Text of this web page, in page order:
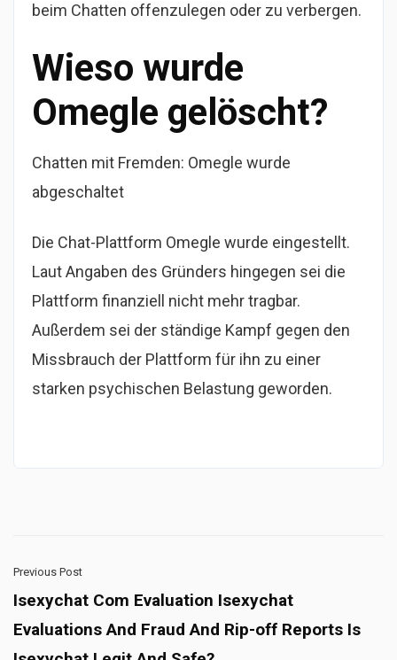
beim Chatten offenzulegen oder zu verbergen.
Wieso wurde
Omegle gelöscht?
Chatten mit Fremden: Omegle wurde
abgeschaltet
Die Chat-Plattform Omegle wurde eingestellt.
Laut Angaben des Gründers hingegen sei die
Plattform finanziell nicht mehr tragbar.
Außerdem sei der ständige Kampf gegen den
Missbrauch der Plattform für ihn zu einer
starken psychischen Belastung geworden.
Previous Post
Isexychat Com Evaluation Isexychat
Evaluations And Fraud And Rip-off Reports Is